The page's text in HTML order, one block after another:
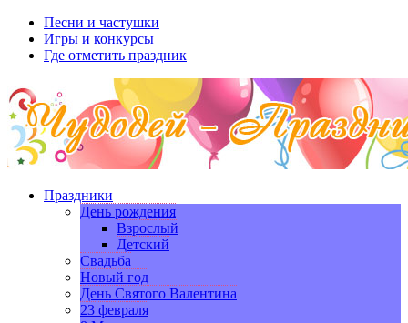
Песни и частушки
Игры и конкурсы
Где отметить праздник
Праздники
День рождения
Взрослый
Детский
Свадьба
Новый год
День Святого Валентина
23 февраля